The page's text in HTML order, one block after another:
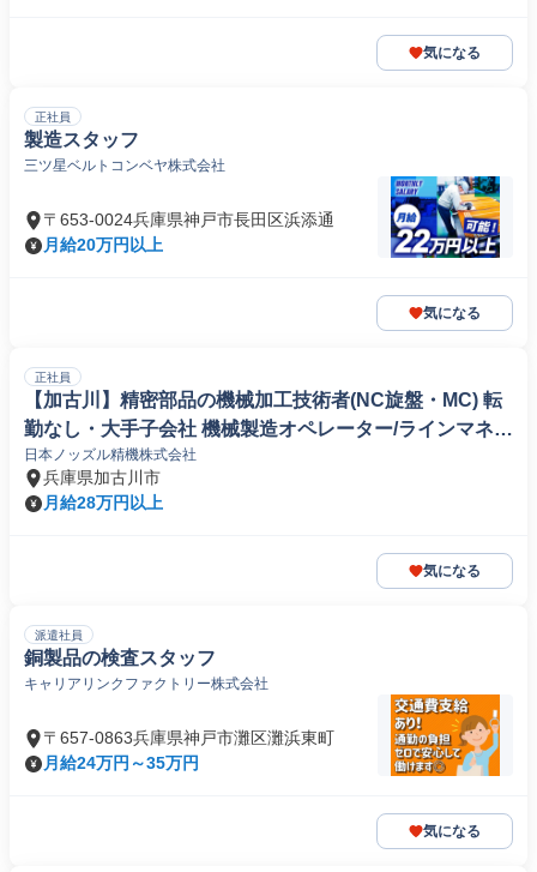
気になる
正社員
製造スタッフ
三ツ星ベルトコンベヤ株式会社
〒653-0024兵庫県神戸市長田区浜添通
月給20万円以上
気になる
正社員
【加古川】精密部品の機械加工技術者(NC旋盤・MC) 転
勤なし・大手子会社 機械製造オペレーター/ラインマネー
ジャー
日本ノッズル精機株式会社
兵庫県加古川市
月給28万円以上
気になる
派遣社員
銅製品の検査スタッフ
キャリアリンクファクトリー株式会社
〒657-0863兵庫県神戸市灘区灘浜東町
月給24万円～35万円
気になる